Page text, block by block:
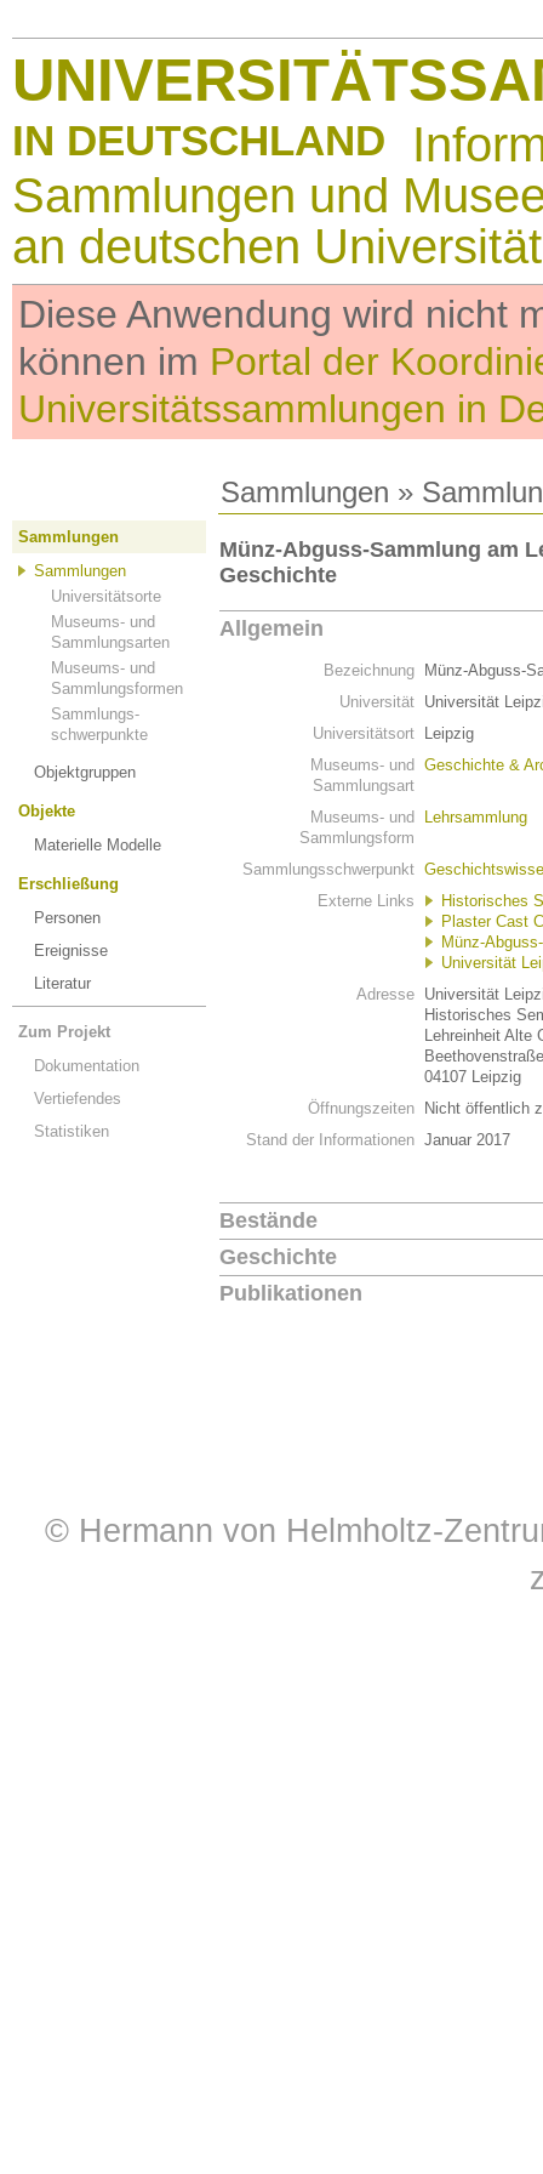
IN DEUTSCHLAND
Sammlungen und
an deutschen
Diese Anwendung wird nicht
können im Portal der
Universitätssammlungen in
Sammlungen »
Sammlungen
Sammlungen
Universitätsorte
Museums- und
Sammlungsarten
Museums- und
Sammlungsformen
Sammlungs-
schwerpunkte
Objektgruppen
Objekte
Materielle Modelle
Erschließung
Personen
Ereignisse
Literatur
Zum Projekt
Dokumentation
Vertiefendes
Statistiken
Münz-Abguss-Sammlung am
Geschichte
Allgemein
Bezeichnung
Münz-Abguss-
Universität Universität
Universitätsort
Leipzig
Museums- und
Sammlungsart
Geschichte &
Museums- und
Sammlungsform
Lehrsammlung
Sammlungsschwerpunkt
Externe Links
Historisches
Plaster Cast
Münz-
Universität
Adresse Universität
Historisches
Lehreinheit Alte
04107 Leipzig
Öffnungszeiten
Nicht öffentlich
Stand der Informationen Januar 2017
Bestände
Geschichte
Publikationen
© Hermann von Helmholtz-